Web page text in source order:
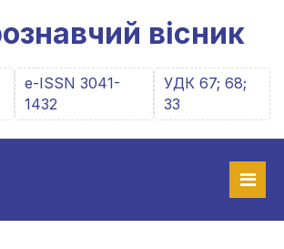
вісник
e-ISSN 3041-
1432
УДК 67; 68;
33